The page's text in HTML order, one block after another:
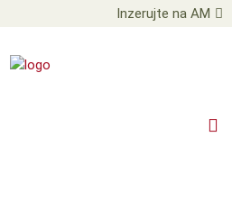
Inzerujte na AM